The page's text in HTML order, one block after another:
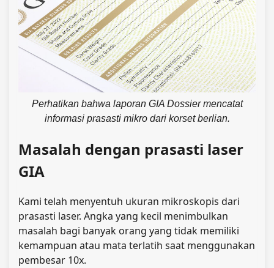
Perhatikan bahwa laporan GIA Dossier mencatat
informasi prasasti mikro dari korset berlian.
Masalah dengan prasasti laser
GIA
Kami telah menyentuh ukuran mikroskopis dari
prasasti laser. Angka yang kecil menimbulkan
masalah bagi banyak orang yang tidak memiliki
kemampuan atau mata terlatih saat menggunakan
pembesar 10x.